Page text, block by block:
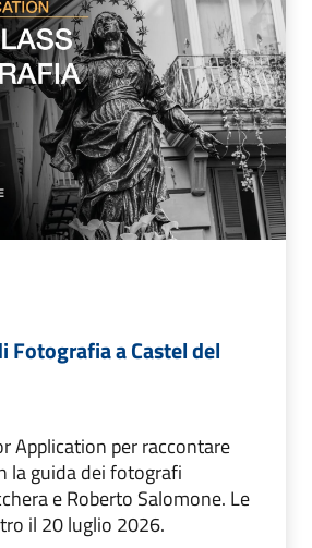
Fotografia a Castel del
Application per raccontare
la guida dei fotografi
e Roberto Salomone. Le
il 20 luglio 2026.